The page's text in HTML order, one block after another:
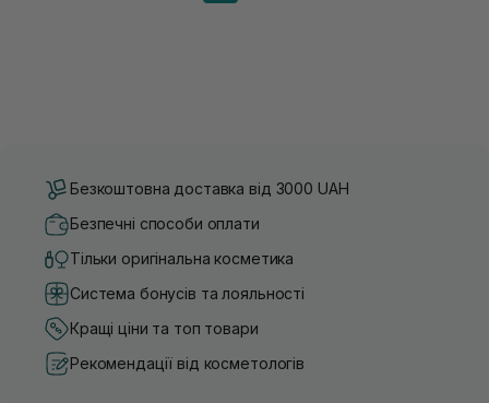
Безкоштовна доставка від 3000 UAH
Безпечні способи оплати
Тільки оригінальна косметика
Система бонусів та лояльності
Кращі ціни та топ товари
Рекомендації від косметологів